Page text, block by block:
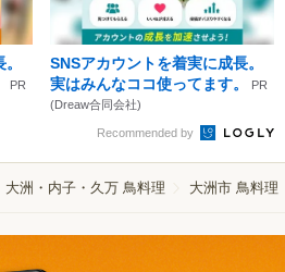
PR
SNSアカウントを着実に成長。
実はみんなココ使ってます。
PR
(Dreaw合同会社)
Recommended by
大洲・内子・久万 鳥料理 大洲市 鳥料理